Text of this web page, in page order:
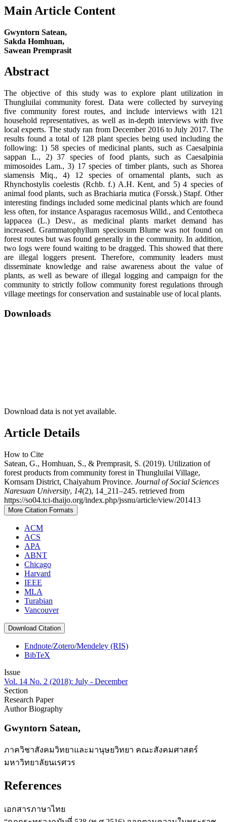
Main Article Content
Gwyntorn Satean,
Sakda Homhuan,
Sawean Premprasit
Abstract
The objective of this study was to explore plant utilization in
Thungluilai community forest. Data were collected by surveying
five community forest routes, and include interviews with 121
household representatives, as well as in-depth interviews with five
local experts. The study ran from December 2016 to July 2017. The
results found a total of 128 plant species being used including the
following: 1) 58 species of medicinal plants, such as Caesalpinia
sappan L., 2) 37 species of food plants, such as Caesalpinia
mimosoides Lam., 3) 17 species of timber plants, such as Shorea
siamensis Miq., 4) 12 species of ornamental plants, such as
Rhynchostylis coelestis (Rchb. f.) A.H. Kent, and 5) 4 species of
animal food plants, such as Brachiaria mutica (Forssk.) Stapf. Other
interesting findings included some medicinal plants which are found
less often, for instance Asparagus racemosus Willd., and Centotheca
lappacea (L.) Desv., as medicinal plants market demand has
increased. Grammatophyllum speciosum Blume was not found on
forest routes but was found generally in the community. In addition,
two logs were found waiting to be dragged. This showed that there
are illegal loggers present. Therefore, community leaders must
disseminate knowledge and raise awareness about the value of
plants, as well as beware of illegal logging and campaign for the
community to strictly follow community forest regulations through
village meetings for conservation and sustainable use of local plants.
Downloads
Download data is not yet available.
Article Details
How to Cite
Satean, G., Homhuan, S., & Premprasit, S. (2019). Utilization of
forest products from community forest in Thungluilai Village,
Kornsarn District, Chaiyahum Province. Journal of Social Sciences
Naresuan University, 14(2), 14_211–245. retrieved from
https://so04.tci-thaijo.org/index.php/jssnu/article/view/201413
More Citation Formats
ACM
ACS
APA
ABNT
Chicago
Harvard
IEEE
MLA
Turabian
Vancouver
Download Citation
Endnote/Zotero/Mendeley (RIS)
BibTeX
Issue
Vol. 14 No. 2 (2018): July - December
Section
Research Paper
Author Biography
Gwyntorn Satean,
ภาควิชาสังคมวิทยาและมานุษยวิทยา คณะสังคมศาสตร์
มหาวิทยาลัยนเรศวร
References
เอกสารภาษาไทย